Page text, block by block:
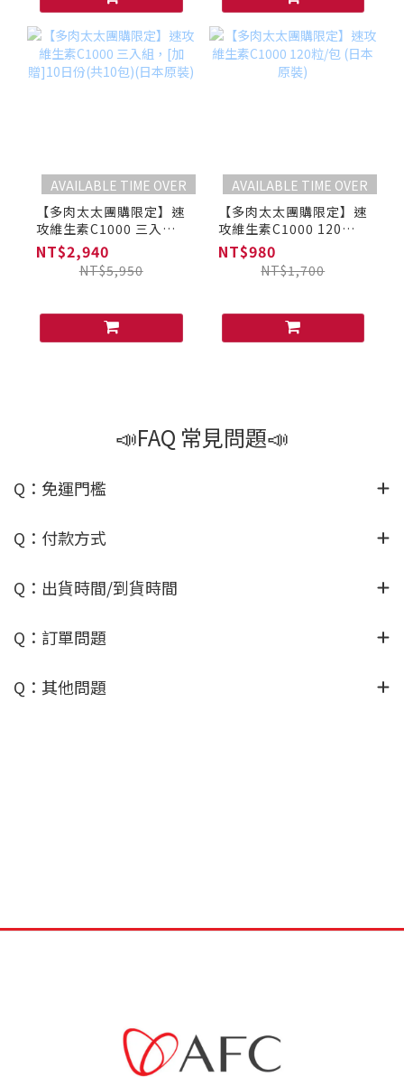
AVAILABLE TIME OVER
【多肉太太團購限定】速
攻維生素C1000 三入
組，[加贈]10日份(共10
包)(日本原裝)
NT$2,940
NT$5,950
AVAILABLE TIME OVER
【多肉太太團購限定】速
攻維生素C1000 120粒/
包 (日本原裝)
NT$980
NT$1,700
📣FAQ 常見問題📣
Q：免運門檻
Q：付款方式
Q：出貨時間/到貨時間
Q：訂單問題
Q：其他問題